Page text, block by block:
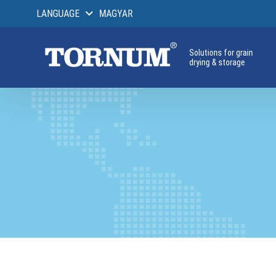
LANGUAGE MAGYAR
Solutions for grain
drying & storage